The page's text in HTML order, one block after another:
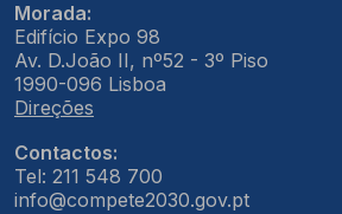
Morada:
Edifício Expo 98
Av. D.João II, nº52 - 3º Piso
1990-096 Lisboa
Direções
Contactos:
Tel: 211 548 700
info@compete2030.gov.pt